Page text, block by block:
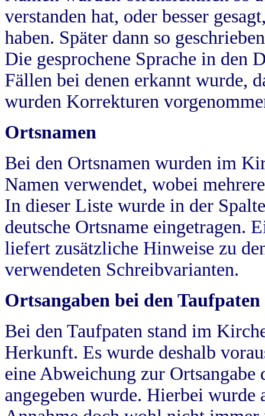
verstanden hat, oder besser
haben. Später dann so
Die gesprochene Sprache in
Fällen bei denen erkannt wurde,
wurden Korrekturen
Ortsnamen
Bei den Ortsnamen wurden im
Namen verwendet, wobei
In dieser Liste wurde in der
deutsche Ortsname eingetragen.
liefert zusätzliche Hinweise zu
verwendeten Schreibvarianten.
Ortsangaben bei den Taufpaten
Bei den Taufpaten stand im
Herkunft. Es wurde deshalb
eine Abweichung zur
angegeben wurde. Hierbei wurde